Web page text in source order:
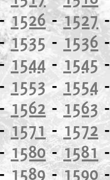
1526-1527
1535 - 1536
1544- 1545
- 1553- 1554
1562-1563
1571- 1572
1580-1581
-1589-1590